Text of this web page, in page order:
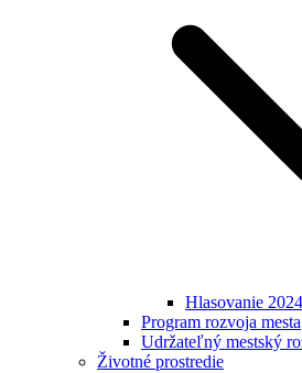
Hlasovanie 2024
Program rozvoja mesta
Udržateľný mestský
Životné prostredie